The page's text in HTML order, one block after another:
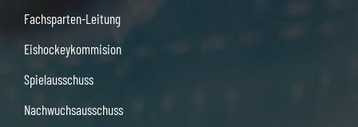
Fachsparten-Leitung
Eishockeykommision
Spielausschuss
Nachwuchsausschuss